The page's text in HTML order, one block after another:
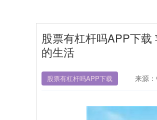
股票有杠杆吗APP下
的生活
股票有杠杆吗APP下载 来源